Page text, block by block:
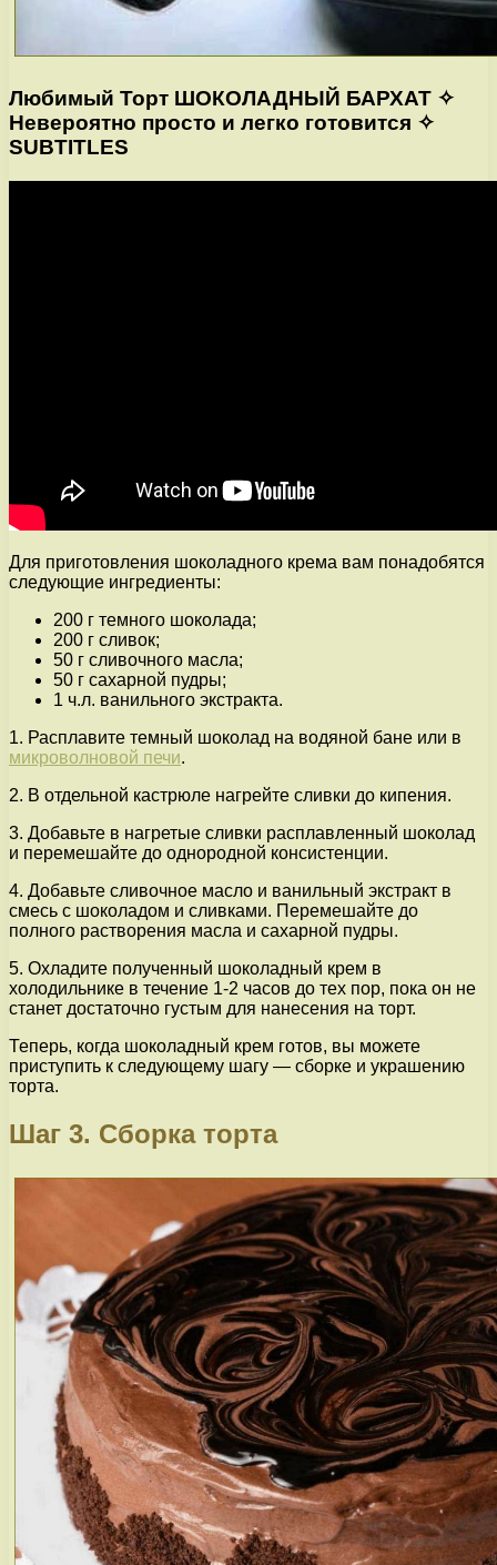
Любимый Торт ШОКОЛАДНЫЙ БАРХАТ ✧
Невероятно просто и легко готовится ✧
SUBTITLES
Для приготовления шоколадного крема вам понадобятся
следующие ингредиенты:
200 г темного шоколада;
200 г сливок;
50 г сливочного масла;
50 г сахарной пудры;
1 ч.л. ванильного экстракта.
1. Расплавите темный шоколад на водяной бане или в
микроволновой печи.
2. В отдельной кастрюле нагрейте сливки до кипения.
3. Добавьте в нагретые сливки расплавленный шоколад
и перемешайте до однородной консистенции.
4. Добавьте сливочное масло и ванильный экстракт в
смесь с шоколадом и сливками. Перемешайте до
полного растворения масла и сахарной пудры.
5. Охладите полученный шоколадный крем в
холодильнике в течение 1-2 часов до тех пор, пока он не
станет достаточно густым для нанесения на торт.
Теперь, когда шоколадный крем готов, вы можете
приступить к следующему шагу — сборке и украшению
торта.
Шаг 3. Сборка торта